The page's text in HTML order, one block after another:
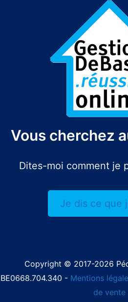
Vous cherchez
Dites-moi comment je
Je dis ce que
Copyright © 2017-2026
BE0668.704.340 - Mentions
de vente